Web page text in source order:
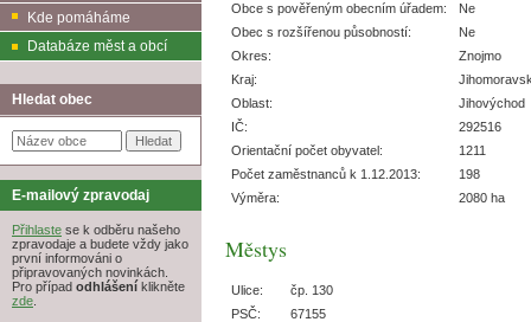
Kde pomáháme
Databáze měst a obcí
Hledat obec
E-mailový zpravodaj
Přihlaste se k odběru našeho
zpravodaje a budete vždy jako
první informováni o
připravovaných novinkách.
Pro případ odhlášení klikněte
zde.
Obce s pověřeným obecním úřadem:
Ne
Obec s rozšířenou působností:
Ne
Okres:
Znojmo
Kraj:
Oblast:
Jihovýchod
IČ:
292516
Orientační počet obyvatel:
1211
Počet zaměstnanců k 1.12.2013:
198
Výměra:
2080 ha
Městys
Ulice:
čp. 130
PSČ:
67155